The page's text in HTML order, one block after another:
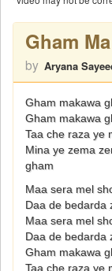
Gham
by Aryana
Gham makawa
Gham makawa
Taa che raza ye
Mina ye zema
gham
Maa sera mel
Daa de bedarda
Maa sera mel
Daa de bedarda
Gham makawa
Taa che raza ye